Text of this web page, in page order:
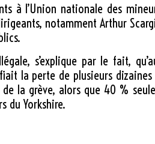
à l’Union nationale des
notamment Arthur
s’explique par le fait,
la perte de plusieurs dizaines
la grève, alors que 40 %
du Yorkshire.